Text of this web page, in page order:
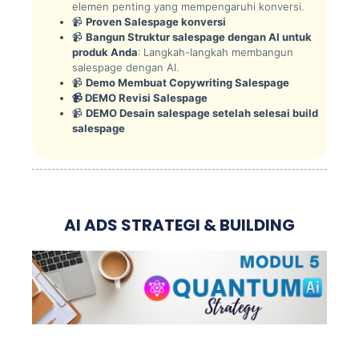
elemen penting yang mempengaruhi konversi.
📹 Proven Salespage konversi
📹 Bangun Struktur salespage dengan AI untuk
produk Anda: Langkah-langkah membangun
salespage dengan AI.
📹 Demo Membuat Copywriting Salespage
📹 DEMO Revisi Salespage
📹 DEMO Desain salespage setelah selesai build
salespage
AI ADS STRATEGI & BUILDING